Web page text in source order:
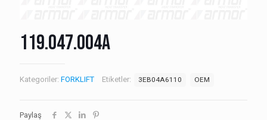
119.047.004A
Kategoriler: FORKLIFT Etiketler: 3EB04A6110 OEM
Paylaş